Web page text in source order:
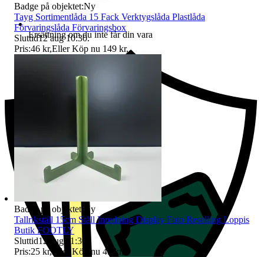
Ersättning om du inte får din vara
Badge på objektet:Ny
Tayg Sortimentlåda 15 Fack Verktygslåda Plastlåda
Förvaringslåda Förvaringsbox
Sluttid12 aug 10:30.
Pris:46 kr,Eller Köp nu 149 kr,.
Badge på objektet:
Ny
Tallrikställ 15cm Ställ Inredning Display Foto Reselling Loppis
Butik FOOTLY
Sluttid12 aug 11:30
Pris:25 kr,Eller Köp nu 49 kr,